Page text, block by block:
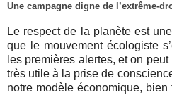
Une campagne digne de l’extrême-
Le respect de la planète est
que le mouvement écologiste
les premières alertes, et on
très utile à la prise de
notre modèle économique,